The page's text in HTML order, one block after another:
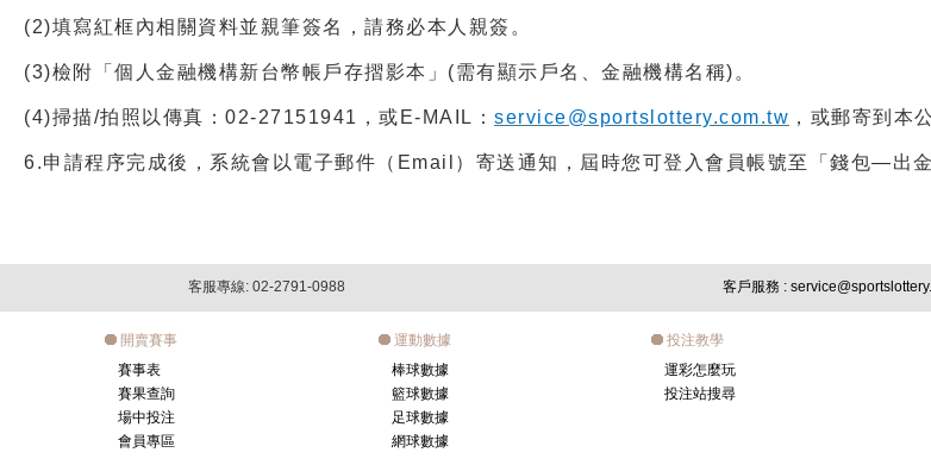
(2)填寫紅框內相關資料並親筆簽名，請務必本人親簽。
(3)檢附「個人金融機構新台幣帳戶存摺影本」(需有顯示戶名、金融機構名稱)。
(4)掃描/拍照以傳真：02-27151941，或E-MAIL： service@sportslottery.com.tw ，或郵寄到本
6.申請程序完成後，系統會以電子郵件（Email）寄送通知，屆時您可登入會員帳號至「錢包—出金
客服專線: 02-2791-0988 客戶服務 :
開賣賽事
賽事表
賽果查詢
場中投注
會員專區
運動數據
棒球數據
籃球數據
足球數據
網球數據
投注教學
運彩怎麼玩
投注站搜尋